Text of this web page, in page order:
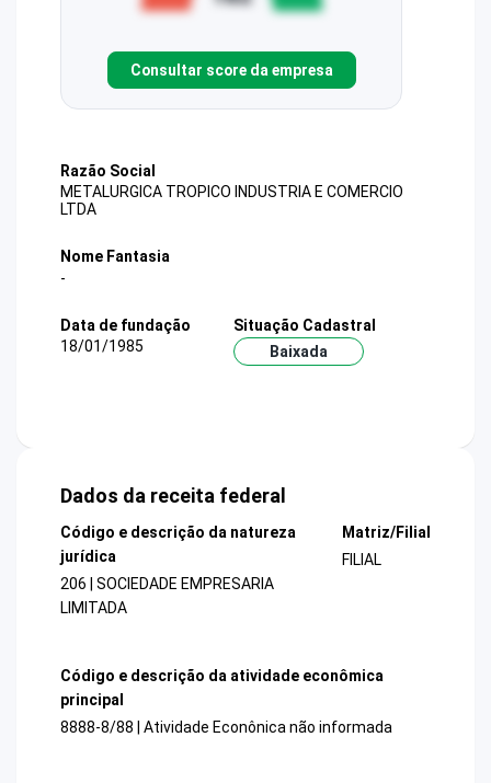
Consultar score da empresa
Razão Social
METALURGICA TROPICO INDUSTRIA E COMERCIO
LTDA
Nome Fantasia
-
Data de fundação
18/01/1985
Situação Cadastral
Baixada
Dados da receita federal
Código e descrição da natureza
jurídica
206 | SOCIEDADE EMPRESARIA
LIMITADA
Matriz/Filial
FILIAL
Código e descrição da atividade econômica
principal
8888-8/88 | Atividade Econônica não informada